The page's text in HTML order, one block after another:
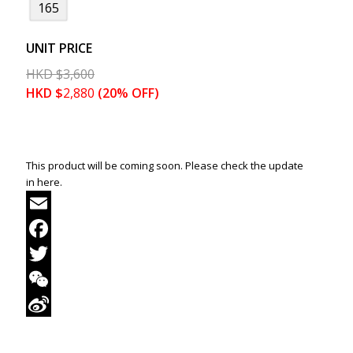
165
UNIT PRICE
HKD$3,600
HKD $2,880 (20% OFF)
This product will be coming soon. Please check the update
in here.
Email
Facebook
Twitter
WeChat